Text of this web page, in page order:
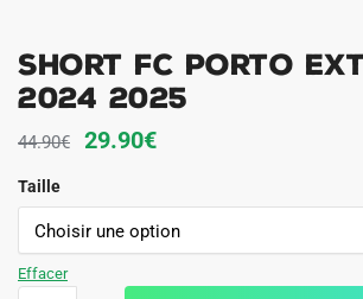
Short FC Porto
2024 2025
44.90€
Le
initial
était :
29.90€Le
actuel
est :
Taille
Effacer